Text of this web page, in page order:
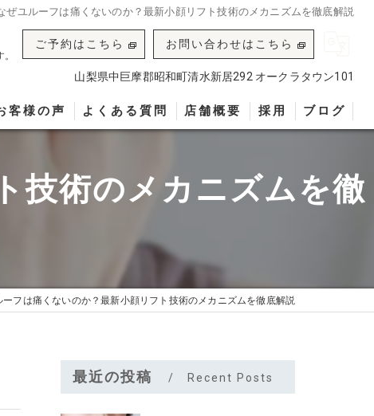
ぜユルーフは痛くないのか？最新小顔リフト技術のメカニズムを徹底解説
ご予約はこちら お問い合わせはこちら
山梨県中巨摩郡昭和町清水新居292 オークラタウン101
客様の声 よくある質問 店舗概要 採用 ブログ
技術のメカニズムを徹
ーフは痛くないのか？最新小顔リフト技術のメカニズムを徹底解説
最近の投稿 Recent Posts